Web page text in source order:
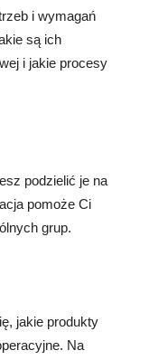
i wymagań
są ich
i jakie procesy
podzielić je na
pomoże Ci
grup.
jakie produkty
Na